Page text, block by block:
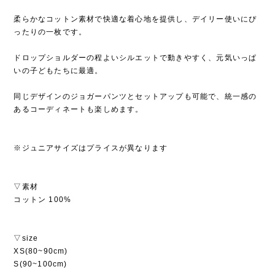
柔らかなコットン素材で快適な着心地を提供し、デイリー使いにぴ
ったりの一枚です。
ドロップショルダーの程よいシルエットで動きやすく、元気いっぱ
いの子どもたちに最適。
同じデザインのジョガーパンツとセットアップも可能で、統一感の
あるコーディネートも楽しめます。
※ジュニアサイズはプライスが異なります
▽素材
コットン 100%
▽size
XS(80~90cm)
S(90~100cm)